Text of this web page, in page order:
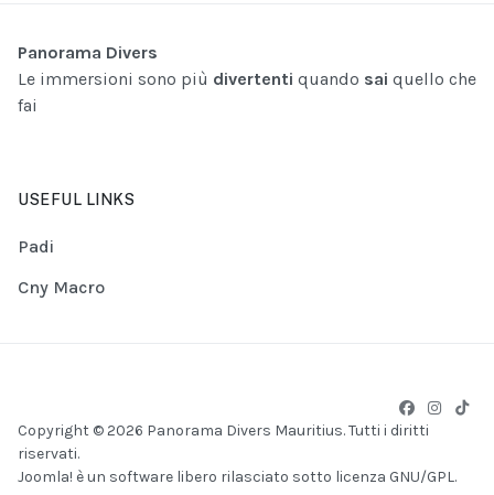
Panorama Divers
Le immersioni sono più divertenti quando sai quello che
fai
USEFUL LINKS
Padi
Cny Macro
Copyright © 2026 Panorama Divers Mauritius. Tutti i diritti
riservati.
Joomla! è un software libero rilasciato sotto licenza GNU/GPL.